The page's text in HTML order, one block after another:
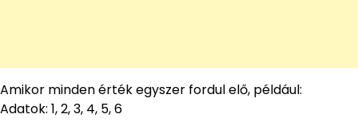
Amikor minden érték egyszer fordul elő, például:
Adatok: 1, 2, 3, 4, 5, 6